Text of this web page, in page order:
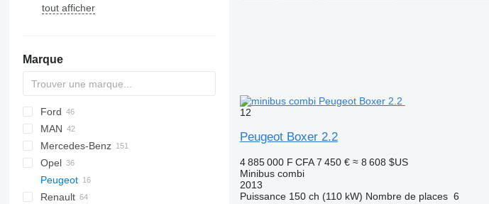
tout afficher
Marque
Jumper
Jumpy
Ducato
Scudo
Talento
Ford
L-series
Transit
Daily
MAN
TGE
Mercedes-Benz
Sprinter
V-Class
Vario
Caravan
Clipper
NV
Opel
Movano
Vivaro
Peugeot
Boxer
Renault
12
Peugeot Boxer 2.2
4 885 000 F CFA 7 450 € ≈ 8 608 $US
Minibus combi
2013
Puissance 150 ch (110 kW) Nombre de places 6